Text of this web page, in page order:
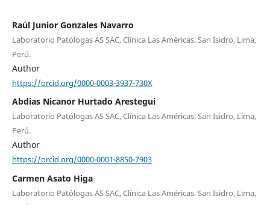
Raúl Junior Gonzales Navarro
Laboratorio Patólogas AS SAC, Clínica Las Américas. San Isidro, Lima,
Perú.
Author
https://orcid.org/0000-0003-3937-730X
Abdias Nicanor Hurtado Arestegui
Laboratorio Patólogas AS SAC, Clínica Las Américas. San Isidro, Lima,
Perú.
Author
https://orcid.org/0000-0001-8850-7903
Carmen Asato Higa
Laboratorio Patólogas AS SAC, Clínica Las Américas. San Isidro, Lima,